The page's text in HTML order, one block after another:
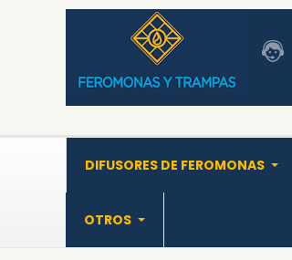
DIFUSORES DE FEROMONAS
OTROS